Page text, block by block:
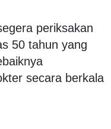
periksakan
50 tahun yang
secara berkala